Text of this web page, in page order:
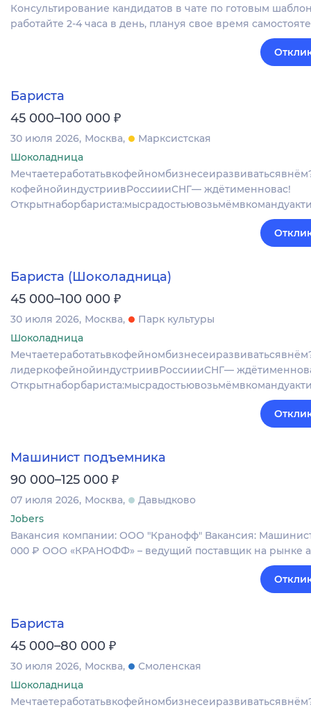
Консультирование кандидатов в чате по готовым
работайте 2-4 часа в день, плануя свое время
Бариста
45 000–100 000 ₽
30 июля 2026 Москва
Марксистская
Шоколадница
кофейнойиндустриивРоссиииСНГ— ждётименновас!
Бариста (Шоколадница)
45 000–100 000 ₽
30 июля 2026 Москва
Парк культуры
Шоколадница
лидеркофейнойиндустриивРоссиииСНГ—
Машинист подъемника
90 000–125 000 ₽
07 июля 2026 Москва
Давыдково
Jobers
Вакансия компании: ООО "Кранофф" Вакансия:
000 ₽ ООО «КРАНОФФ» – ведущий поставщик на рынке
Бариста
45 000–80 000 ₽
30 июля 2026 Москва
Смоленская
Шоколадница